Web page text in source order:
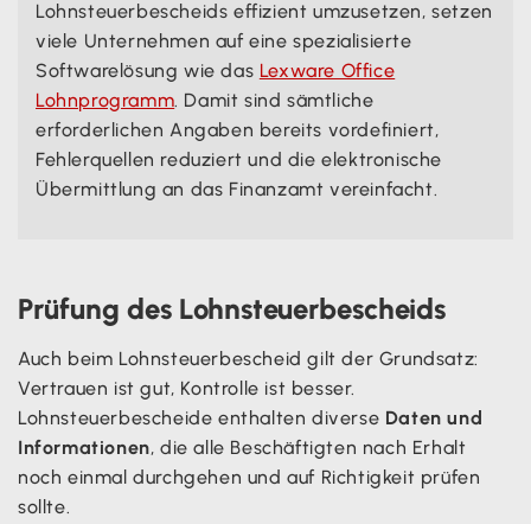
Lohnsteuerbescheids effizient umzusetzen, setzen
viele Unternehmen auf eine spezialisierte
Softwarelösung wie das Lexware Office
Lohnprogramm. Damit sind sämtliche
erforderlichen Angaben bereits vordefiniert,
Fehlerquellen reduziert und die elektronische
Übermittlung an das Finanzamt vereinfacht.
Prüfung des Lohnsteuerbescheids
Auch beim Lohnsteuerbescheid gilt der Grundsatz:
Vertrauen ist gut, Kontrolle ist besser.
Lohnsteuerbescheide enthalten diverse Daten und
Informationen, die alle Beschäftigten nach Erhalt
noch einmal durchgehen und auf Richtigkeit prüfen
sollte.